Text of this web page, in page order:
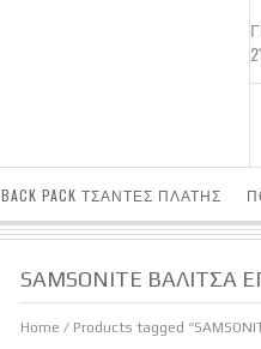
BACK PACK ΤΣΑΝΤΕΣ ΠΛΑΤΗΣ
SAMSONITE ΒΑΛΙΤΣΑ
Home / Products tagged